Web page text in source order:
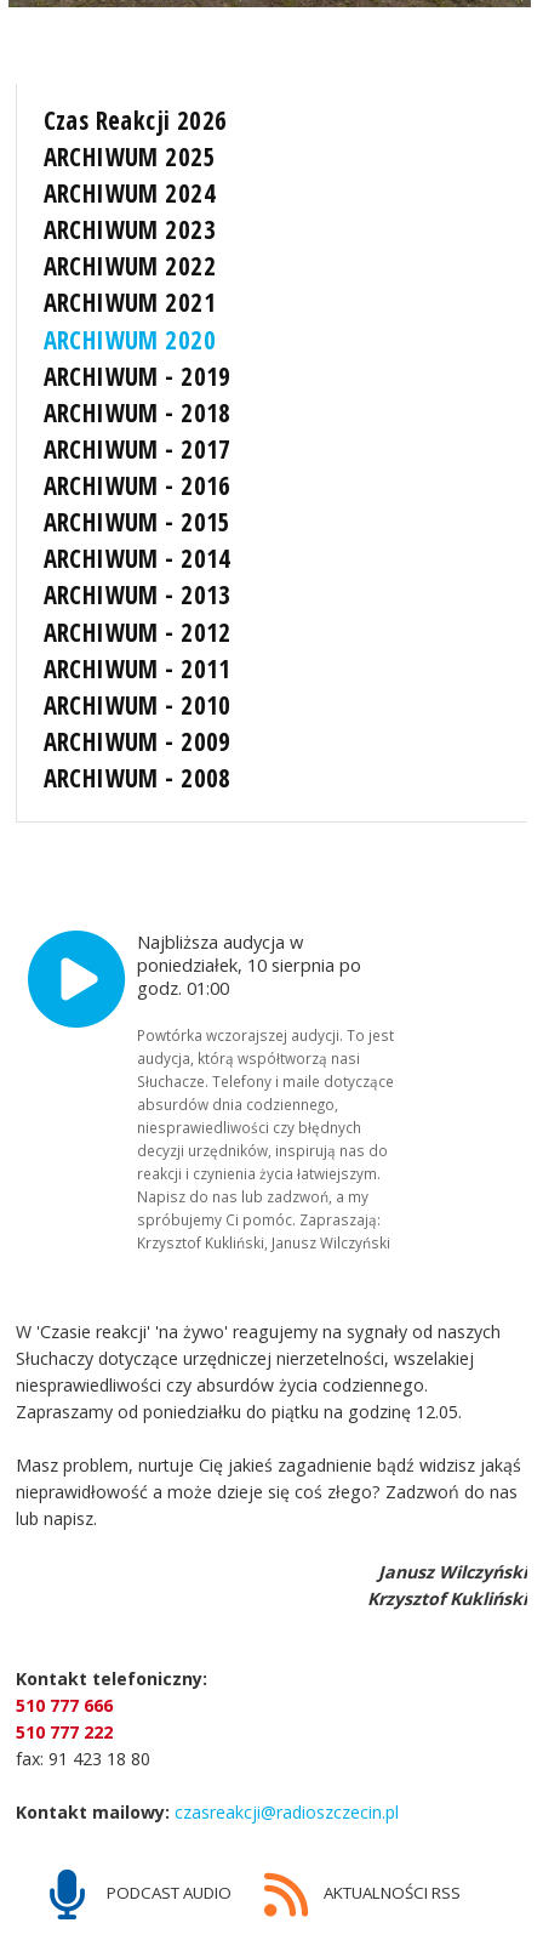
Czas Reakcji 2026
ARCHIWUM 2025
ARCHIWUM 2024
ARCHIWUM 2023
ARCHIWUM 2022
ARCHIWUM 2021
ARCHIWUM 2020
ARCHIWUM - 2019
ARCHIWUM - 2018
ARCHIWUM - 2017
ARCHIWUM - 2016
ARCHIWUM - 2015
ARCHIWUM - 2014
ARCHIWUM - 2013
ARCHIWUM - 2012
ARCHIWUM - 2011
ARCHIWUM - 2010
ARCHIWUM - 2009
ARCHIWUM - 2008
Najbliższa audycja w
poniedziałek, 10 sierpnia po
godz. 01:00
Powtórka wczorajszej audycji. To jest
audycja, którą współtworzą nasi
Słuchacze. Telefony i maile dotyczące
absurdów dnia codziennego,
niesprawiedliwości czy błędnych
decyzji urzędników, inspirują nas do
reakcji i czynienia życia łatwiejszym.
Napisz do nas lub zadzwoń, a my
spróbujemy Ci pomóc. Zapraszają:
Krzysztof Kukliński, Janusz Wilczyński
W 'Czasie reakcji' 'na żywo' reagujemy na sygnały od naszych
Słuchaczy dotyczące urzędniczej nierzetelności, wszelakiej
niesprawiedliwości czy absurdów życia codziennego.
Zapraszamy od poniedziałku do piątku na godzinę 12.05.
Masz problem, nurtuje Cię jakieś zagadnienie bądź widzisz jakąś
nieprawidłowość a może dzieje się coś złego? Zadzwoń do nas
lub napisz.
Janusz Wilczyński
Krzysztof Kukliński
Kontakt telefoniczny:
510 777 666
510 777 222
fax: 91 423 18 80
Kontakt mailowy: czasreakcji@radioszczecin.pl
PODCAST AUDIO AKTUALNOŚCI RSS